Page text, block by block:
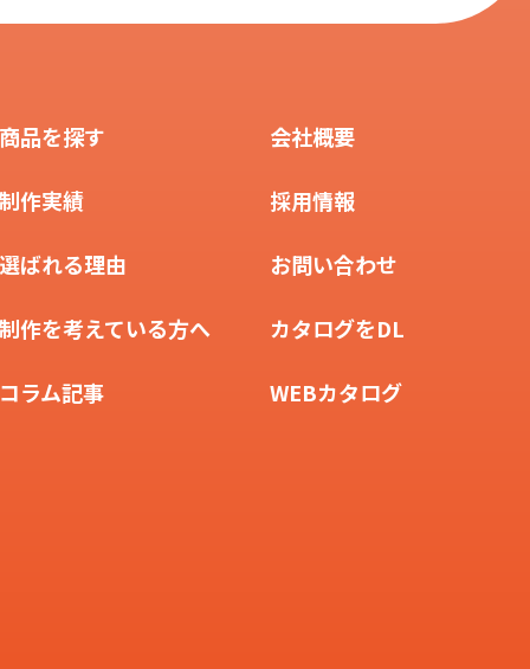
商品を探す
制作実績
選ばれる理由
制作を考えている方へ
コラム記事
会社概要
採用情報
お問い合わせ
カタログをDL
WEBカタログ